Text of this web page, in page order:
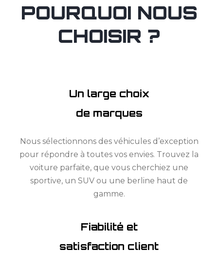
POURQUOI NOUS
CHOISIR ?
Un large choix
de marques
Nous sélectionnons des véhicules d’exception
pour répondre à toutes vos envies. Trouvez la
voiture parfaite, que vous cherchiez une
sportive, un SUV ou une berline haut de
gamme.
Fiabilité et
satisfaction client